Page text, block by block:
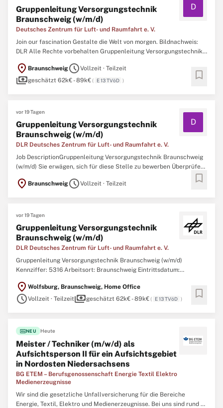
Gruppenleitung Versorgungstechnik
Braunschweig (w/m/d)
Deutsches Zentrum für Luft- und Raumfahrt e. V.
D
Join our fascination Gestalte die Welt von morgen. Bildnachweis:
DLR Alle Rechte vorbehalten Gruppenleitung Versorgungstechnik
BraunschweigEintrittsdatum: 01.10.2026Karrierestufe:
FührungskräfteBeschäftigungsgrad: Teilzeit, VollzeitDauer der
location_on BraunschweigscheduleVollzeit · Teilzeit
paymentsgeschätzt 62k€ - 89k€( E 13 TVöD ) bookmark
vor 19 Tagen
Gruppenleitung Versorgungstechnik
Braunschweig (w/m/d)
DLR Deutsches Zentrum für Luft- und Raumfahrt e. V.
D
Job DescriptionGruppenleitung Versorgungstechnik Braunschweig
(w/m/d) Sie erwägen, sich für diese Stelle zu bewerben Überprüfen
Sie alle Details in dieser Stellenbeschreibung und klicken Sie dann
auf Bewerben. • • Kennziffer: 5316 Arbeitsort: Braunschweig
location_on BraunschweigscheduleVollzeit · Teilzeit bookmark
vor 19 Tagen
Gruppenleitung Versorgungstechnik
Braunschweig (w/m/d)
DLR Deutsches Zentrum für Luft- und Raumfahrt e. V.
Gruppenleitung Versorgungstechnik Braunschweig (w/m/d)
Kennziffer: 5316 Arbeitsort: Braunschweig Eintrittsdatum:
Teilzeit, Vollzeit Dauer der Beschäftigung: Die Stelle ist zunächst
auf 2 Jahre befristet. Eine unbefristete Weiterbeschäftigung ...
location_on Wolfsburg, Braunschweig, Home Office
scheduleVollzeit · Teilzeitpaymentsgeschätzt 62k€ - 89k€( E 13 TVöD ) bookmark
fiber_newNEU Heute
Meister / Techniker (m/w/d) als
Aufsichtsperson II für ein Aufsichtsgebiet
in Nordosten Niedersachsens
BG ETEM – Berufsgenossenschaft Energie Textil Elektro
Medienerzeugnisse
Wir sind die gesetzliche Unfallversicherung für die Bereiche
Energie, Textil, Elektro und Medienerzeugnisse. Bei uns sind rund 4